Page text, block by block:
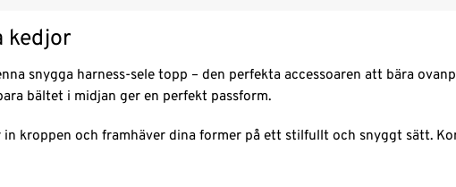
kedjor
snygga harness-sele topp – den perfekta accessoaren att bära
bältet i midjan ger en perfekt passform.
in kroppen och framhäver dina former på ett stilfullt och snyggt sätt.